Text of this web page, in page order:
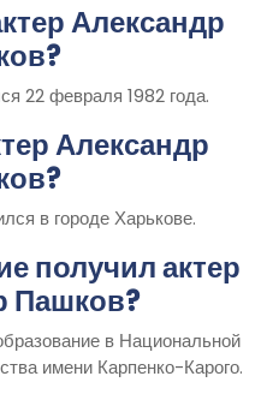
Александр
22 февраля 1982 года.
Александр
в городе Харькове.
получил актер
Пашков?
в Национальной
имени Карпенко-Карого.